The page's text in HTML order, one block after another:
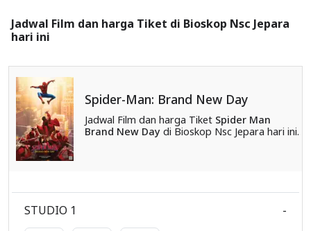
Jadwal Film dan harga Tiket di Bioskop Nsc Jepara
hari ini
Spider-Man: Brand New Day
Jadwal Film dan harga Tiket Spider Man
Brand New Daydi Bioskop Nsc Jepara hari ini.
STUDIO 1 -